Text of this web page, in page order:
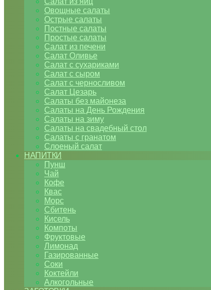
Овощные салаты
Острые салаты
Постные салаты
Простые салаты
Салат из печени
Салат Оливье
Салат с сухариками
Салат с сыром
Салат с черносливом
Салат Цезарь
Салаты без майонеза
Салаты на День Рождения
Салаты на зиму
Салаты на свадебный стол
Салаты с гранатом
Слоеный салат
НАПИТКИ
Пунш
Чай
Кофе
Квас
Морс
Сбитень
Кисель
Компоты
Фруктовые
Лимонад
Газированные
Соки
Коктейли
Алкогольные